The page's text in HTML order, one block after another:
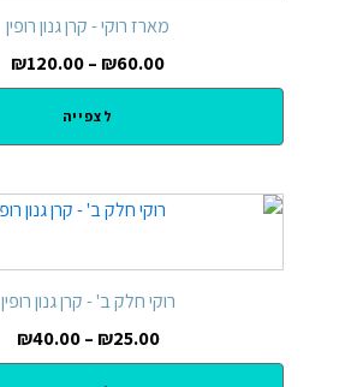
מארז רוקי - קרן גנון רופין
₪60.00
–
₪120.00
לצפייה
רוקי חלק ב' - קרן גנון רופין
₪25.00
–
₪40.00